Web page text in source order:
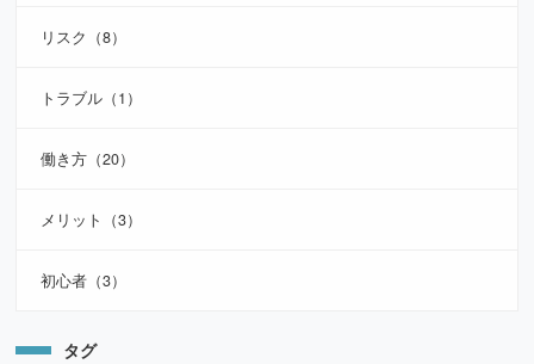
リスク（8）
トラブル（1）
働き方（20）
メリット（3）
初心者（3）
タグ